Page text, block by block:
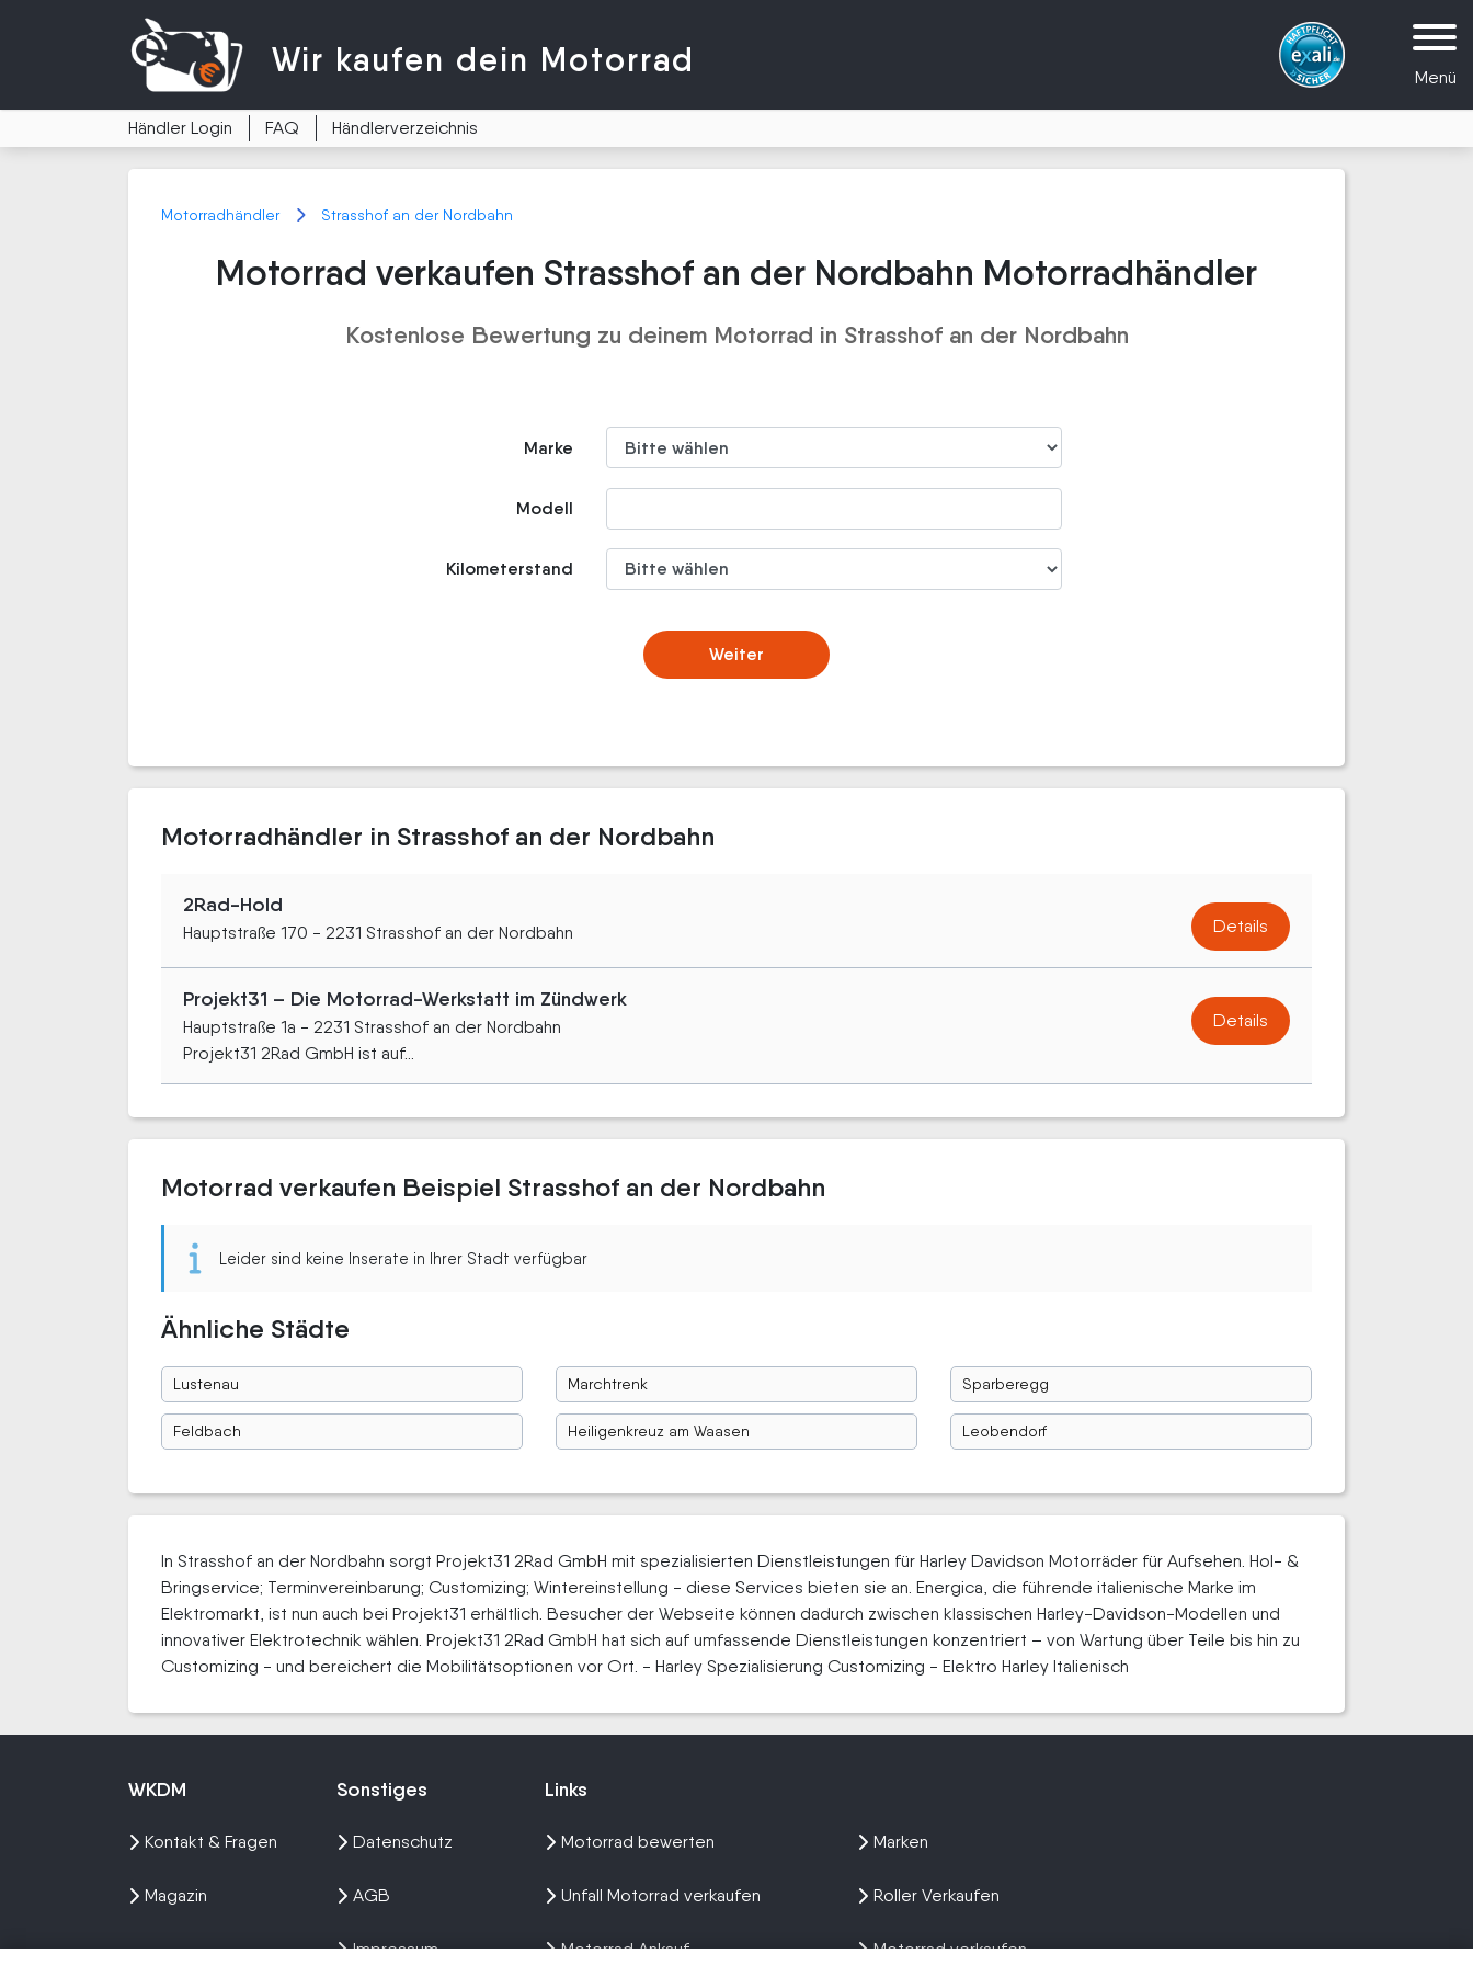
Menü
Wir kaufen dein Motorrad
Händler Login FAQ Händlerverzeichnis
Motorradhändler Strasshof an der Nordbahn
Motorrad verkaufen Strasshof an der Nordbahn Motorradhändler
Kostenlose Bewertung zu deinem Motorrad in Strasshof an der Nordbahn
Marke
Modell
Kilometerstand
Weiter
Motorradhändler in Strasshof an der Nordbahn
2Rad-Hold
Hauptstraße 170 - 2231 Strasshof an der Nordbahn Details
Projekt31 – Die Motorrad-Werkstatt im Zündwerk
Hauptstraße 1a - 2231 Strasshof an der Nordbahn
Projekt31 2Rad GmbH ist auf...
Details
Motorrad verkaufen Beispiel Strasshof an der Nordbahn
Leider sind keine Inserate in Ihrer Stadt verfügbar
Ähnliche Städte
Lustenau Marchtrenk Sparberegg
Feldbach Heiligenkreuz am Waasen Leobendorf
In Strasshof an der Nordbahn sorgt Projekt31 2Rad GmbH mit spezialisierten Dienstleistungen für Harley Davidson Motorräder für Aufsehen. Hol- &
Bringservice; Terminvereinbarung; Customizing; Wintereinstellung - diese Services bieten sie an. Energica, die führende italienische Marke im
Elektromarkt, ist nun auch bei Projekt31 erhältlich. Besucher der Webseite können dadurch zwischen klassischen Harley-Davidson-Modellen und
innovativer Elektrotechnik wählen. Projekt31 2Rad GmbH hat sich auf umfassende Dienstleistungen konzentriert – von Wartung über Teile bis hin zu
Customizing - und bereichert die Mobilitätsoptionen vor Ort. - Harley Spezialisierung Customizing - Elektro Harley Italienisch
WKDM
Kontakt & Fragen
Magazin
Sonstiges
Datenschutz
AGB
Impressum
Links
Motorrad bewerten
Unfall Motorrad verkaufen
Motorrad Ankauf
Marken
Roller Verkaufen
Motorrad verkaufen